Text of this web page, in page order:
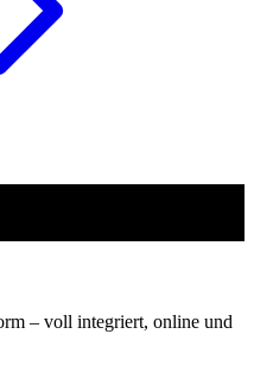
– voll integriert, online und